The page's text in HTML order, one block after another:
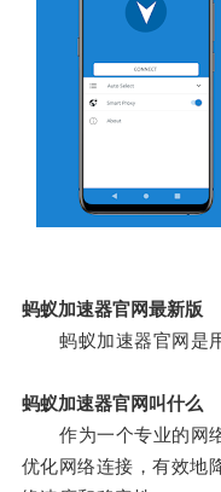
蚂蚁加速器官网最新版
蚂蚁加速器官网是用
蚂蚁加速器官网叫什么
作为一个专业的网络
优化网络连接，有效地